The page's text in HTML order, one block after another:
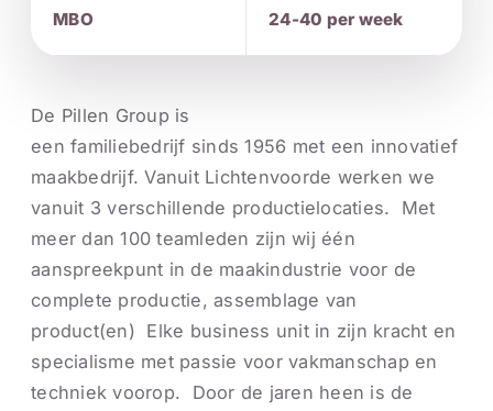
MBO 24-40 per week
De Pillen Group is
een familiebedrijf sinds 1956 met een innovatief
maakbedrijf. Vanuit Lichtenvoorde werken we
vanuit 3 verschillende productielocaties. Met
meer dan 100 teamleden zijn wij één
aanspreekpunt in de maakindustrie voor de
complete productie, assemblage van
product(en) Elke business unit in zijn kracht en
specialisme met passie voor vakmanschap en
techniek voorop. Door de jaren heen is de